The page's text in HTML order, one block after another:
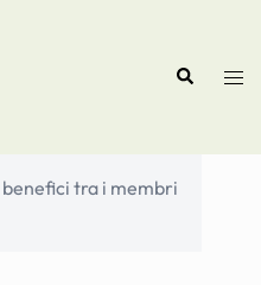
Cerca
tra i membri